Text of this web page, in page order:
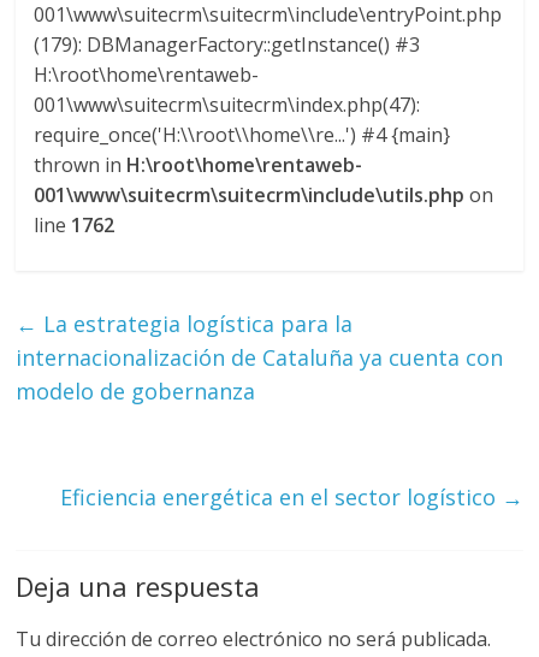
001\www\suitecrm\suitecrm\include\entryPoint.php
(179): DBManagerFactory::getInstance() #3
H:\root\home\rentaweb-
001\www\suitecrm\suitecrm\index.php(47):
require_once('H:\\root\\home\\re...') #4 {main}
thrown in H:\root\home\rentaweb-
001\www\suitecrm\suitecrm\include\utils.php on
line 1762
← La estrategia logística para la
internacionalización de Cataluña ya cuenta con
modelo de gobernanza
Eficiencia energética en el sector logístico →
Deja una respuesta
Tu dirección de correo electrónico no será publicada.